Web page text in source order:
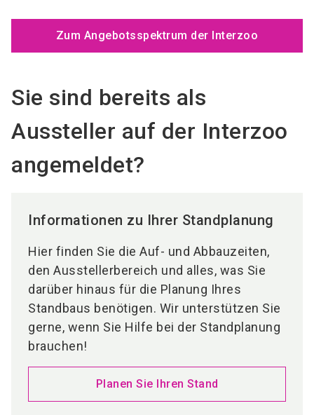
Zum Angebotsspektrum der Interzoo
Sie sind bereits als
Aussteller auf der Interzoo
angemeldet?
Informationen zu Ihrer Standplanung
Hier finden Sie die Auf- und Abbauzeiten,
den Ausstellerbereich und alles, was Sie
darüber hinaus für die Planung Ihres
Standbaus benötigen. Wir unterstützen Sie
gerne, wenn Sie Hilfe bei der Standplanung
brauchen!
Planen Sie Ihren Stand